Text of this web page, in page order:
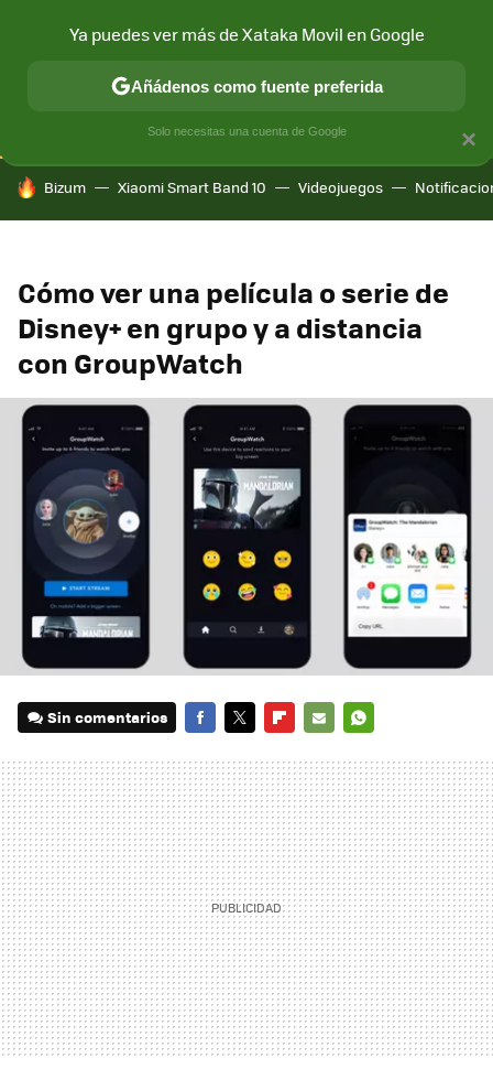
CONECTIVIDAD MÓVIL Y SOCIEDAD APLICACIONES
HOY SE HABLA DE
Bizum Xiaomi Smart Band 10 Videojuegos
Cómo ver una película o serie de
Disney+ en grupo y a distancia
con GroupWatch
Sin comentarios
MAIL
×
Ya puedes ver más de Xataka Movil en Google
Añádenos como fuente preferida
Solo necesitas una cuenta de Google